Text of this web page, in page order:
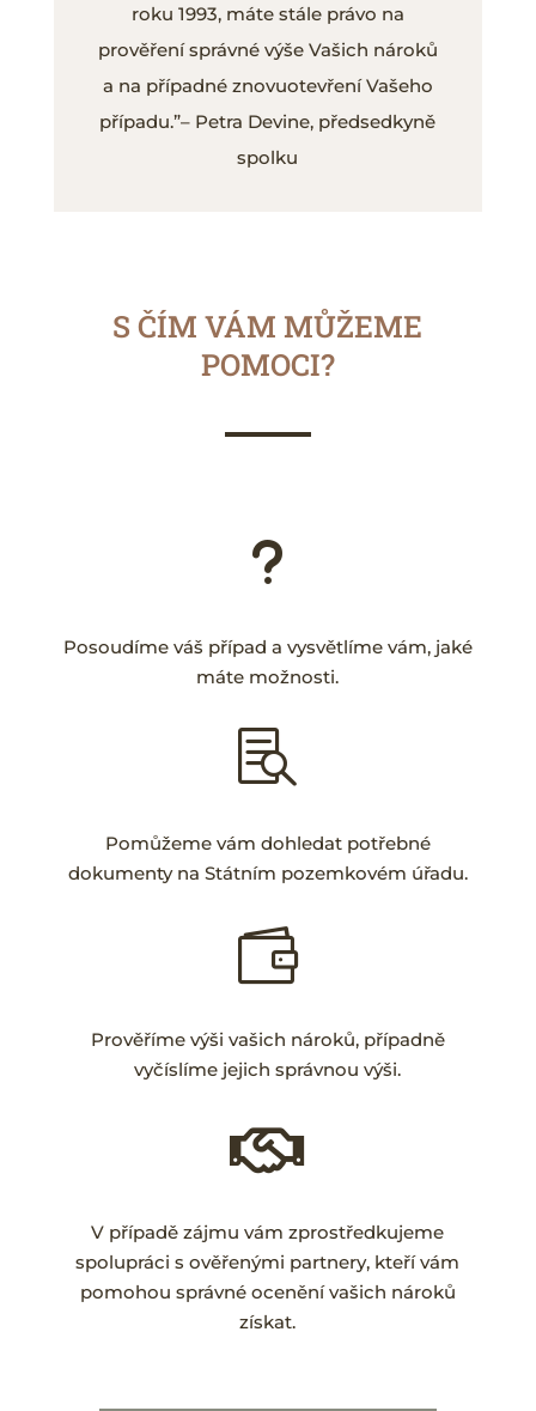
roku 1993, máte stále právo na
prověření správné výše Vašich nároků
a na případné znovuotevření Vašeho
případu.”– Petra Devine, předsedkyně
spolku
S ČÍM VÁM MŮŽEME
POMOCI?
u
Posoudíme váš případ a vysvětlíme vám, jaké
máte možnosti.

Pomůžeme vám dohledat potřebné
dokumenty na Státním pozemkovém úřadu.

Prověříme výši vašich nároků, případně
vyčíslíme jejich správnou výši.

V případě zájmu vám zprostředkujeme
spolupráci s ověřenými partnery, kteří vám
pomohou správné ocenění vašich nároků
získat.